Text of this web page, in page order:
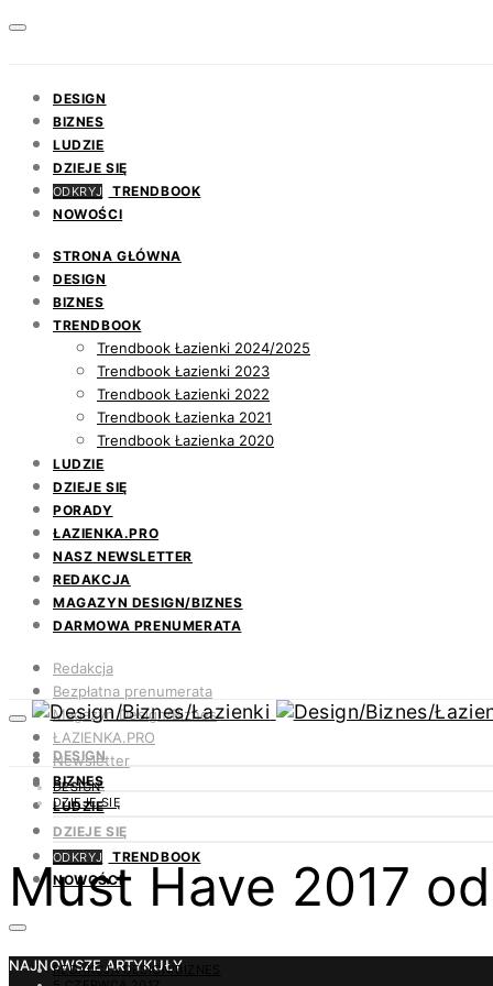
DESIGN
BIZNES
LUDZIE
DZIEJE SIĘ
ODKRYJ
TRENDBOOK
NOWOŚCI
STRONA GŁÓWNA
DESIGN
BIZNES
TRENDBOOK
Trendbook Łazienki 2024/2025
Trendbook Łazienki 2023
Trendbook Łazienki 2022
Trendbook Łazienka 2021
Trendbook Łazienka 2020
LUDZIE
DZIEJE SIĘ
PORADY
ŁAZIENKA.PRO
NASZ NEWSLETTER
REDAKCJA
MAGAZYN DESIGN/BIZNES
DARMOWA PRENUMERATA
Redakcja
Bezpłatna prenumerata
Magazyn Design/Biznes
ŁAZIENKA.PRO
Newsletter
Kontakt
DESIGN
BIZNES
LUDZIE
DZIEJE SIĘ
ODKRYJ
TRENDBOOK
NOWOŚCI
NAJNOWSZE ARTYKUŁY
DESIGN
DZIEJE SIĘ
Must Have 2017
REDAKCJA DESIGN/BIZNES